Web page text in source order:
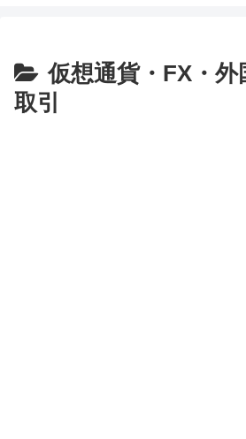
仮想通貨・FX・外
取引